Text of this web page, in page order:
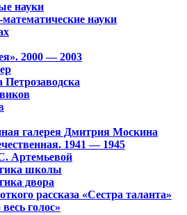
науки
математические науки
2000 — 2003
Петрозаводска
галерея Дмитрия Москина
1941 — 1945
Артемьевой
школы
двора
рассказа «Сестра таланта»
голос»